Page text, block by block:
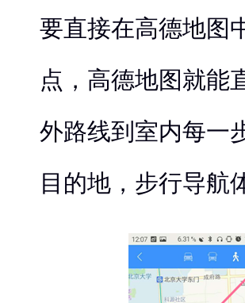
要直接在高德地图
点，高德地图就能
外路线到室内每一
目的地，步行导航